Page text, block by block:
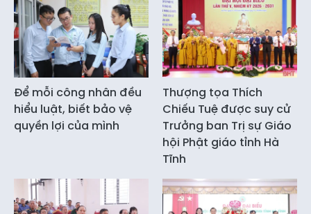
Để mỗi công nhân đều
hiểu luật, biết bảo vệ
quyền lợi của mình
Thượng tọa Thích
Chiếu Tuệ được suy cử
Trưởng ban Trị sự Giáo
hội Phật giáo tỉnh Hà
Tĩnh